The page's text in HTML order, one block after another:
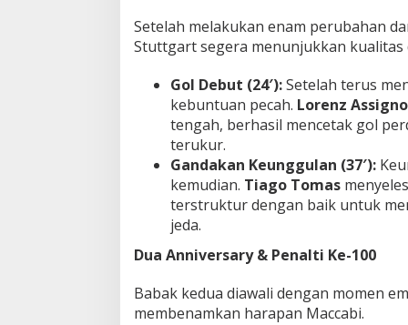
E
o
a
!
Setelah melakukan enam perubahan
Stuttgart segera menunjukkan kualitas
Gol Debut (24′):Setelah terus
kebuntuan pecah. Lorenz
tengah, berhasil mencetak gol
terukur.
Gandakan Keunggulan (37′):
kemudian. Tiago Tomas
terstruktur dengan baik untuk
jeda.
Dua Anniversary & Penalti Ke-100
Babak kedua diawali dengan momen
membenamkan harapan Maccabi.